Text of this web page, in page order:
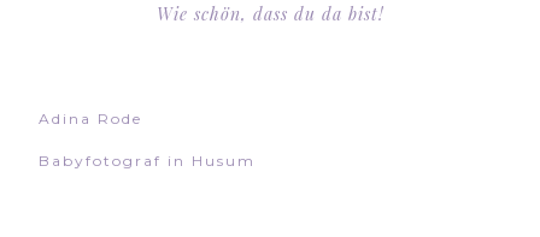
Wie schön, dass du da bist!
Adina Rode
Babyfotograf in Husum